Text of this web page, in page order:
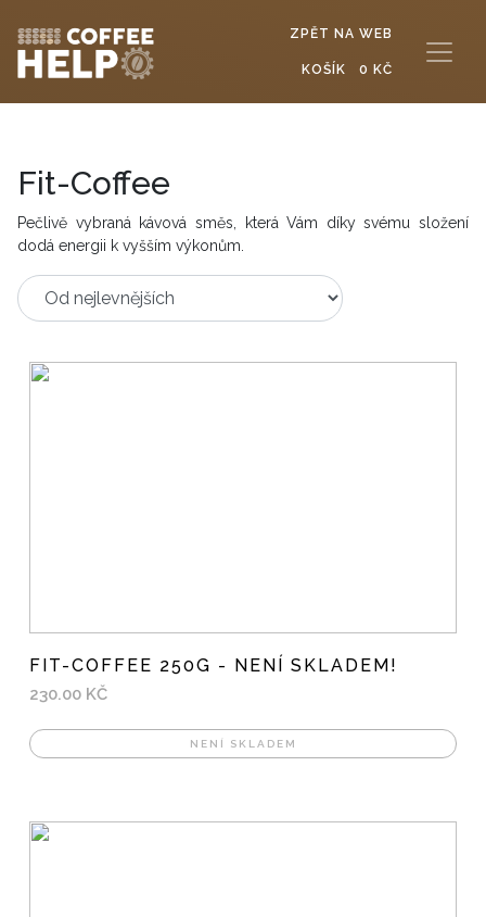
ZPĚT NA WEB
KOŠÍK 0 KČ
Fit-Coffee
Pečlivě vybraná kávová směs, která Vám díky svému složení
dodá energii k vyšším výkonům.
FIT-COFFEE 250G - NENÍ SKLADEM!
230.00 KČ
NENÍ SKLADEM